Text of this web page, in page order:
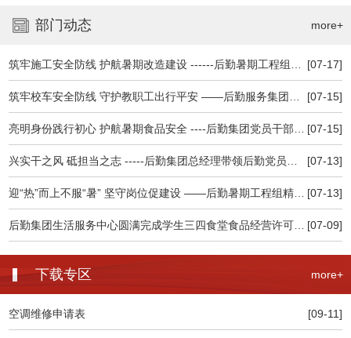
部门动态 more+
[07-17]
筑牢施工安全防线 护航暑期改造建设 ------后勤暑期工程组召开施工安全专题会议
[07-15]
筑牢校车安全防线 守护教职工出行平安 ——后勤服务集团积极做好校车安全专项检查维护工作
[07-15]
亮明身份践行初心 护航暑期食品安全 ----后勤集团党员干部深入食堂一线查食品保安全
[07-13]
兴实干之风 砥担当之志 -----后勤集团总经理带领后勤党员干部认真观看高校党 组织示范微党课
[07-13]
迎“热”而上不服“暑” 坚守岗位促建设 ——后勤暑期工程组精细管理忠诚履职全力推进暑期建设
[07-09]
后勤集团生活服务中心圆满完成学生三四食堂食品经营许可延续及现场核查工作
下载专区 more+
[09-11]
空调维修申请表